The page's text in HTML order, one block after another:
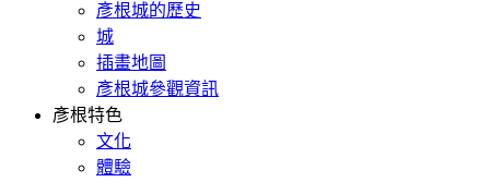
彥根城的歷史
城
插畫地圖
彥根城參觀資訊
彥根特色
文化
體驗